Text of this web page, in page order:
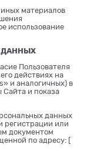
материалов
использование
ДАННЫХ
Пользователя
действиях на
и аналогичных) в
Сайта и показа
данных
регистрации или
документом
по адресу: [